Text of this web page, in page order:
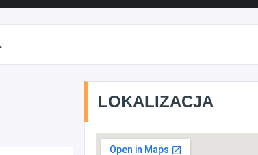
LOKALIZACJA